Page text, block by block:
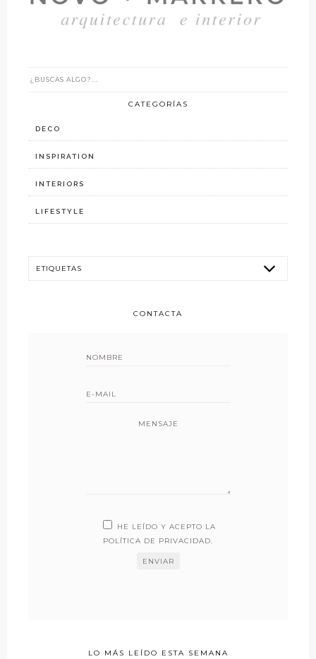
CATEGORÍAS
DECO
INSPIRATION
INTERIORS
LIFESTYLE
CONTACTA
MENSAJE
HE LEÍDO Y ACEPTO LA
POLÍTICA DE PRIVACIDAD.
LO MÁS LEÍDO ESTA SEMANA